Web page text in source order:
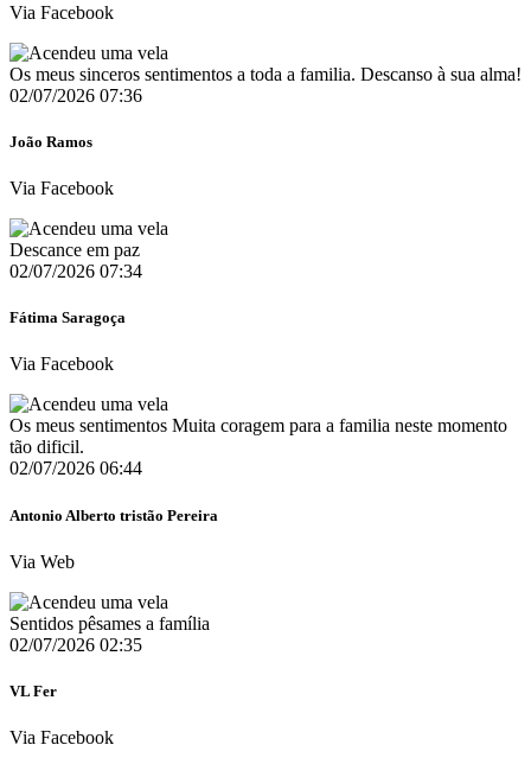
Via Facebook
Os meus sinceros sentimentos a toda a familia. Descanso à sua alma!
02/07/2026 07:36
João Ramos
Via Facebook
Descance em paz
02/07/2026 07:34
Fátima Saragoça
Via Facebook
Os meus sentimentos Muita coragem para a familia neste momento
tão dificil.
02/07/2026 06:44
Antonio Alberto tristão Pereira
Via Web
Sentidos pêsames a família
02/07/2026 02:35
VL Fer
Via Facebook